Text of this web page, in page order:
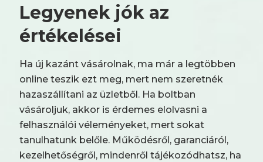
Legyenek jók az
értékelései
Ha új kazánt vásárolnak, ma már a legtöbben
online teszik ezt meg, mert nem szeretnék
hazaszállítani az üzletből. Ha boltban
vásároljuk, akkor is érdemes elolvasni a
felhasználói véleményeket, mert sokat
tanulhatunk belőle. Működésről, garanciáról,
kezelhetőségről, mindenről tájékozódhatsz, ha